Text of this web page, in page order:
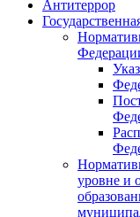
Антитеррор
уровне и